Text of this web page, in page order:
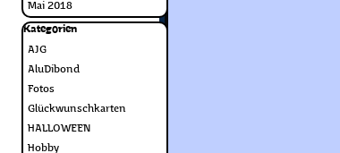
Mai 2018
Block überspringen Kategorien
Kategorien
AJG
AluDibond
Fotos
Glückwunschkarten
HALLOWEEN
Hobby